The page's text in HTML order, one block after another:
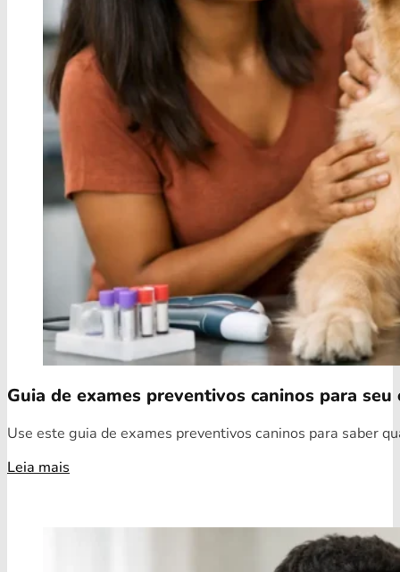
Guia de exames preventivos caninos para seu
Use este guia de exames preventivos caninos para saber
Leia mais